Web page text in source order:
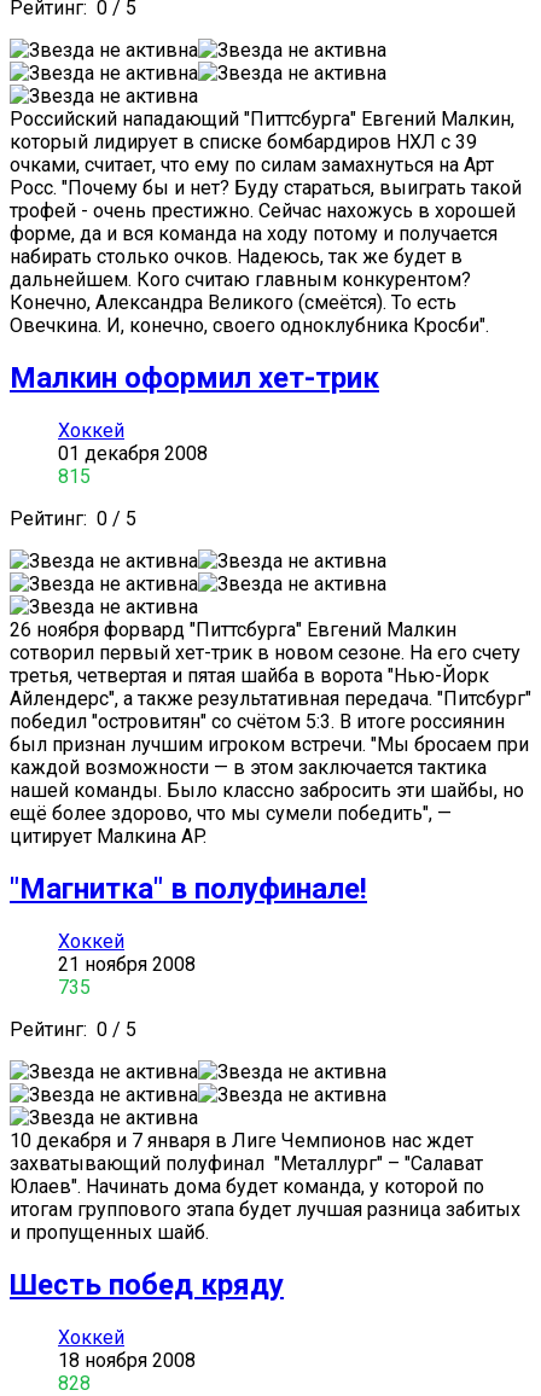
Рейтинг: 0 / 5
Российский нападающий "Питтсбурга" Евгений Малкин,
который лидирует в списке бомбардиров НХЛ с 39
очками, считает, что ему по силам замахнуться на Арт
Росс. "Почему бы и нет? Буду стараться, выиграть такой
трофей - очень престижно. Сейчас нахожусь в хорошей
форме, да и вся команда на ходу потому и получается
набирать столько очков. Надеюсь, так же будет в
дальнейшем. Кого считаю главным конкурентом?
Конечно, Александра Великого (смеётся). То есть
Овечкина. И, конечно, своего одноклубника Кросби".
Малкин оформил хет-трик
Хоккей
01 декабря 2008
815
Рейтинг: 0 / 5
26 ноября форвард "Питтсбурга" Евгений Малкин
сотворил первый хет-трик в новом сезоне. На его счету
третья, четвертая и пятая шайба в ворота "Нью-Йорк
Айлендерс", а также результативная передача. "Питсбург"
победил "островитян" со счётом 5:3. В итоге россиянин
был признан лучшим игроком встречи. "Мы бросаем при
каждой возможности — в этом заключается тактика
нашей команды. Было классно забросить эти шайбы, но
ещё более здорово, что мы сумели победить", —
цитирует Малкина AP.
"Магнитка" в полуфинале!
Хоккей
21 ноября 2008
735
Рейтинг: 0 / 5
10 декабря и 7 января в Лиге Чемпионов нас ждет
захватывающий полуфинал "Металлург" – "Салават
Юлаев". Начинать дома будет команда, у которой по
итогам группового этапа будет лучшая разница забитых
и пропущенных шайб.
Шесть побед кряду
Хоккей
18 ноября 2008
828